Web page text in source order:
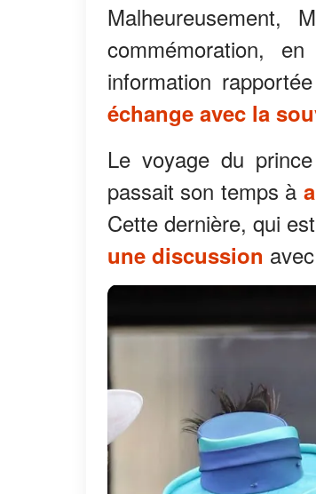
commémoration,
information
échange avec la
Le voyage du
passait son temps à
Cette dernière, qui
une discussion